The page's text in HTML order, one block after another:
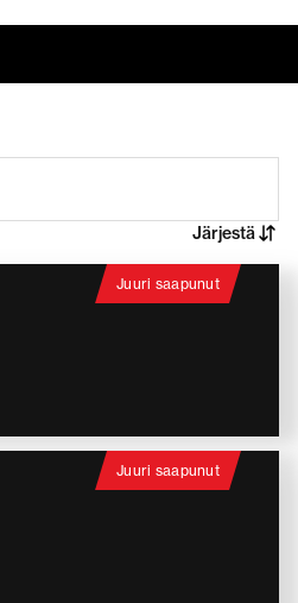
Järjestä
Juuri saapunut
Juuri saapunut